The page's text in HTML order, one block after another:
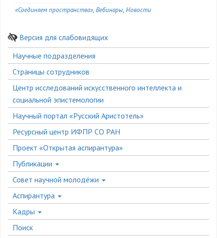
«Соединяем пространства» Вебинары Новости
Версия для слабовидящих
Боковое
меню
Научные подразделения
Страницы сотрудников
Центр исследований искусственного интеллекта и
социальной эпистемологии
Научный портал «Русский Аристотель»
Ресурсный центр ИФПР СО РАН
Проект «Открытая аспирантура»
Публикации
Совет научной молодёжи
Аспирантура
Кадры
Поиск